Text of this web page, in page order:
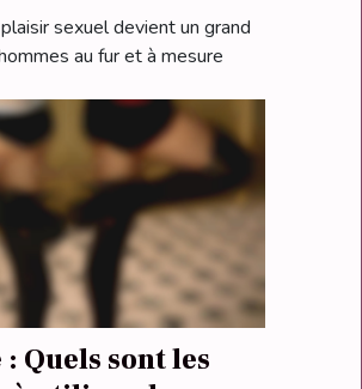
sexuel devient un grand
au fur et à mesure
Quels sont les